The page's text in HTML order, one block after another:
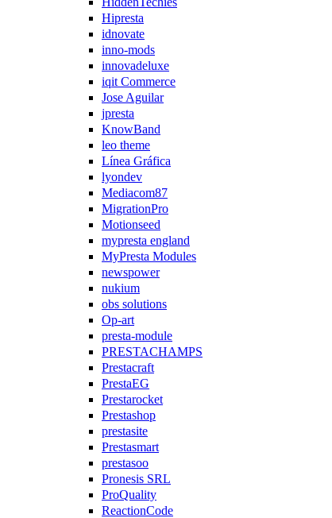
Hipresta
idnovate
inno-mods
innovadeluxe
iqit Commerce
Jose Aguilar
jpresta
KnowBand
leo theme
Línea Gráfica
lyondev
Mediacom87
MigrationPro
Motionseed
mypresta england
MyPresta Modules
newspower
nukium
obs solutions
Op-art
presta-module
PRESTACHAMPS
Prestacraft
PrestaEG
Prestarocket
Prestashop
prestasite
Prestasmart
prestasoo
Pronesis SRL
ProQuality
ReactionCode